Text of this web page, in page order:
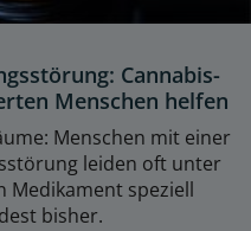
Cannabis-
Menschen helfen
Menschen mit einer
leiden oft unter
Medikament speziell
bisher.